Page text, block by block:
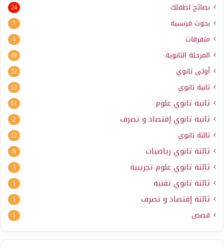
نصائح لطفلك 24
بحوث فرنسية 7
متفرقات 4
المرحلة الثانوية 49
أولى ثانوي 22
ثانية ثانوي 13
ثانية ثانوي علوم 11
ثانية ثانوي إقتصاد و تصرف 2
ثالثة ثانوي 12
ثالثة ثانوي رياضيات 8
ثالثة ثانوي علوم تجريبية 3
ثالثة ثانوي تقنية 1
ثالثة إقتصاد و تصرف 1
قصص 1